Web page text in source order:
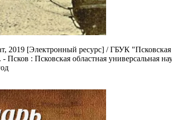
2019 [Электронный ресурс] / ГБУК "Псковская
Псков : Псковская областная универсальная